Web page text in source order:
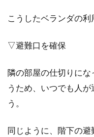
こうしたベランダの利
▽避難口を確保
隣の部屋の仕切りに
うため、いつでも人
う。
同じように、階下の